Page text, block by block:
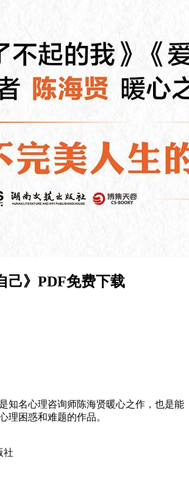
己》PDF免费下载
知名心理咨询师陈海贤暖心之作，也是能
理困惑和难题的作品。
社